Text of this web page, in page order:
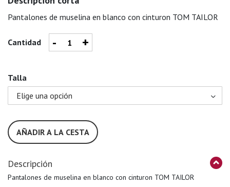
Pantalones de muselina en blanco con cinturon TOM TAILOR
Cantidad - +
Talla
AÑADIR A LA CESTA
Descripción
Pantalones de muselina en blanco con cinturon TOM TAILOR